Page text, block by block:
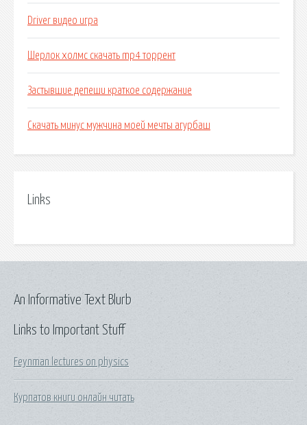
Driver видео игра
Шерлок холмс скачать mp4 торрент
Застывшие депеши краткое содержание
Скачать минус мужчина моей мечты агурбаш
Links
Links to Important Stuff
Feynman lectures on physics
Курпатов книги онлайн читать
An Informative Text Blurb